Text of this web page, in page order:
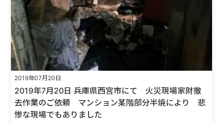
2019年07月20日
2019年7月20日 兵庫県西宮市にて 火災現場家財撤
去作業のご依頼 マンション某階部分半焼により 悲
惨な現場でもありました